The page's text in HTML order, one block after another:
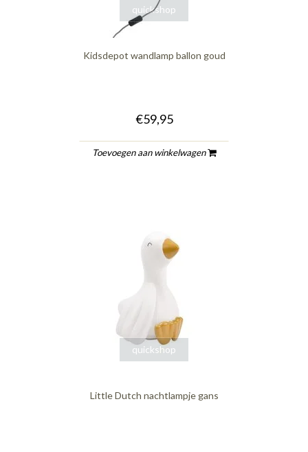
quickshop
Kidsdepot wandlamp ballon goud
€59,95
Toevoegen aan winkelwagen
quickshop
Little Dutch nachtlampje gans